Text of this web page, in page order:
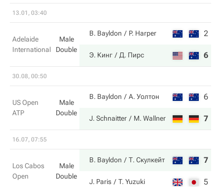
13.01, 03:40
Adelaide
International
Male
Double
B. Bayldon P. Harper 2
Э. Кинг Д. Пирс 6
30.08, 00:50
US Open
ATP
Male
Double
B. Bayldon А. Уолтон 6
J. Schnaitter M. Wallner 7
16.07, 07:55
Los Cabos
Open
Male
Double
B. Bayldon Т. Скулкейт 7
J. Paris T. Yuzuki 5